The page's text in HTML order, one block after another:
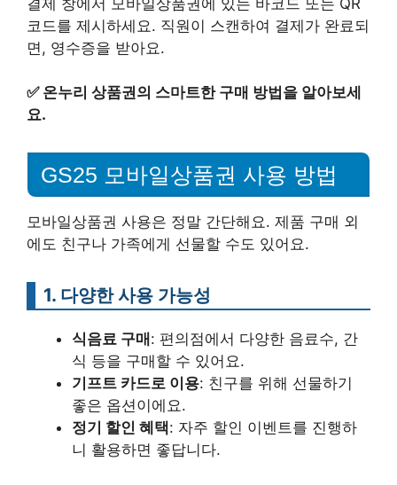
코드를 제시하세요. 직원이 스캔하여 결제가 완료되
면, 영수증을 받아요.
✅ 온누리 상품권의 스마트한 구매 방법을 알아보세
요.
GS25 모바일상품권 사용 방법
모바일상품권 사용은 정말 간단해요. 제품 구매 외
에도 친구나 가족에게 선물할 수도 있어요.
1. 다양한 사용 가능성
식음료 구매 : 편의점에서 다양한 음료수, 간
식 등을 구매할 수 있어요.
기프트 카드로 이용: 친구를 위해 선물하기
좋은 옵션이에요.
정기 할인 혜택: 자주 할인 이벤트를 진행하
니 활용하면 좋답니다.